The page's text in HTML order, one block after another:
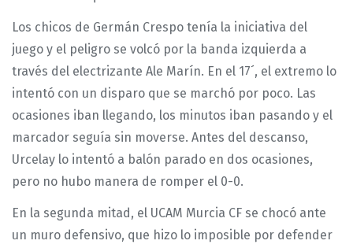
Los chicos de Germán Crespo tenía la iniciativa del
juego y el peligro se volcó por la banda izquierda a
través del electrizante Ale Marín. En el 17´, el extremo lo
intentó con un disparo que se marchó por poco. Las
ocasiones iban llegando, los minutos iban pasando y el
marcador seguía sin moverse. Antes del descanso,
Urcelay lo intentó a balón parado en dos ocasiones,
pero no hubo manera de romper el 0-0.
En la segunda mitad, el UCAM Murcia CF se chocó ante
un muro defensivo, que hizo lo imposible por defender